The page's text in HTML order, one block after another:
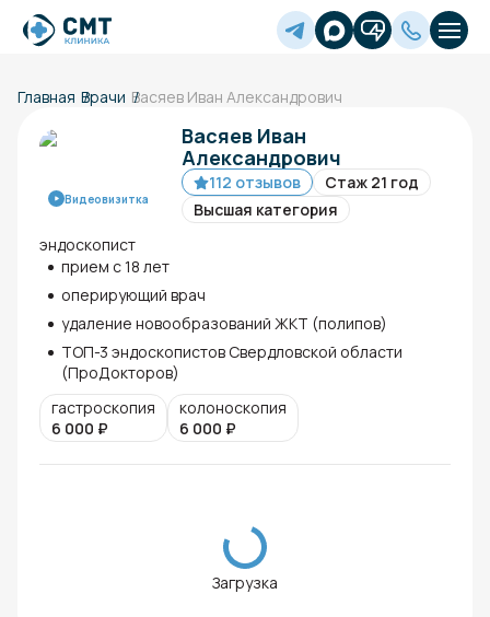
Главная Врачи Васяев Иван Александрович
Видеовизитка
Васяев Иван
Александрович
112 отзывов
Стаж 21 год
Высшая категория
эндоскопист
прием с 18 лет
оперирующий врач
удаление новообразований ЖКТ (полипов)
ТОП-3 эндоскопистов Свердловской области
(ПроДокторов)
гастроскопия
6 000 ₽
колоноскопия
6 000 ₽
Загрузка